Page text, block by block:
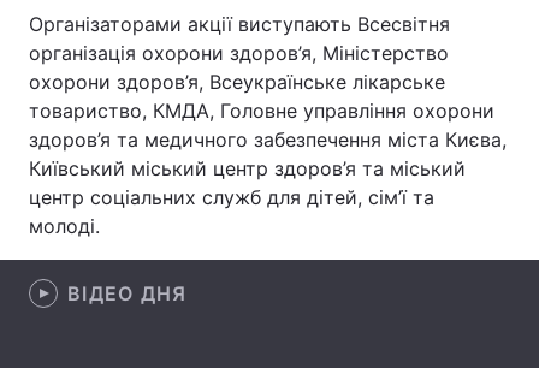
Спорт Наука
Техно і зв'язок Лайт
Зброя Інциденти
Здоров'я Туризм
Цікавинки Погода
Організаторами акції виступають Всесвітня
організація охорони здоров’я, Міністерство
охорони здоров’я, Всеукраїнське лікарське
товариство, КМДА, Головне управління охорони
здоров’я та медичного забезпечення міста Києва,
Київський міський центр здоров’я та міський
центр соціальних служб для дітей, сім’ї та
молоді.
ВІДЕО ДНЯ